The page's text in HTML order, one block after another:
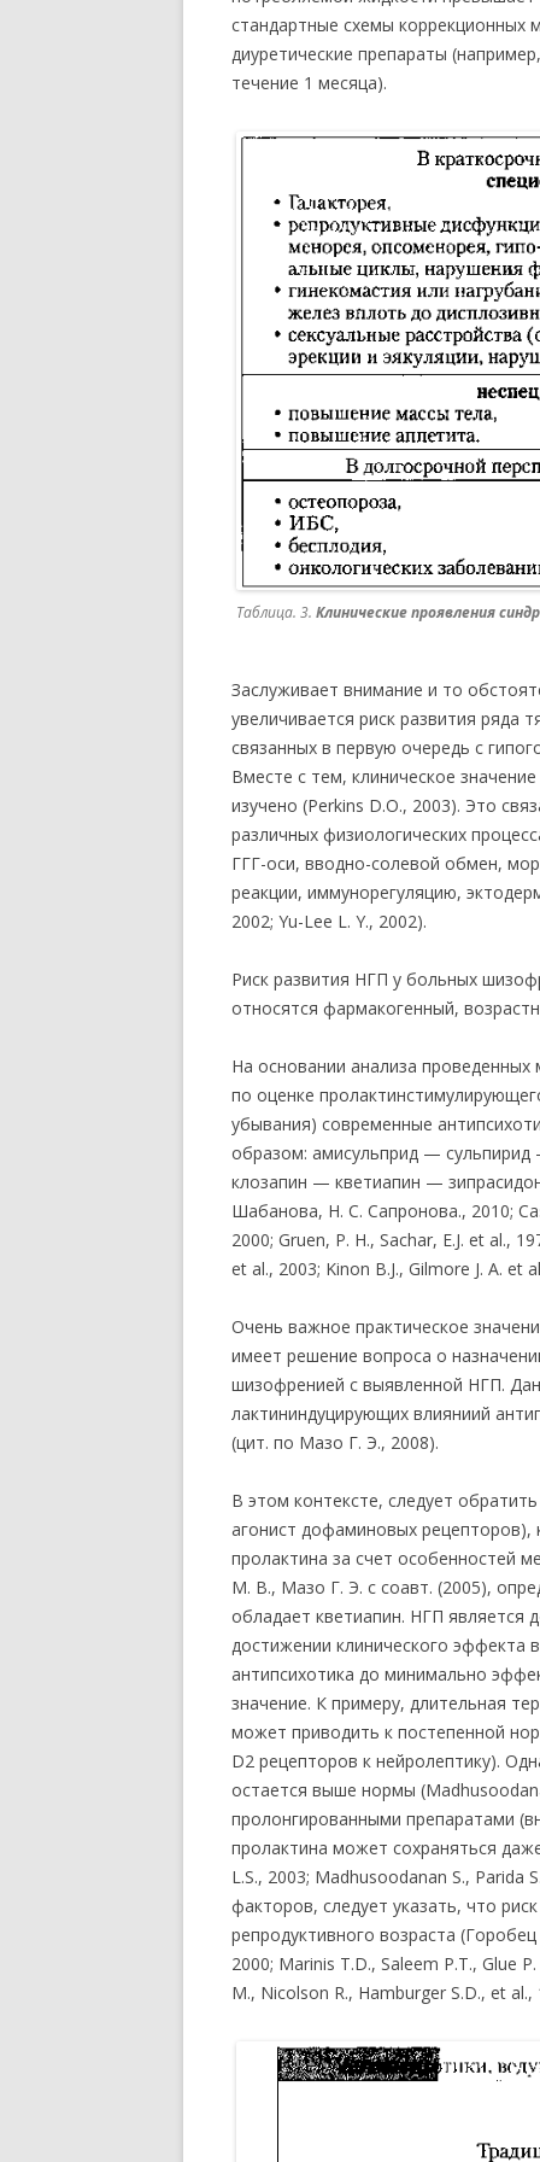
стандартные схемы коррекционных
диуретические препараты
течение 1 месяца).
Таблица. 3. Клинические проявления
Заслуживает внимание и то
увеличивается риск развития ряда
связанных в первую очередь с
Вместе с тем, клиническое
изучено (Perkins D.O., 2003). Это
различных физиологических
ГГГ-оси, вводно-солевой обмен,
реакции, иммунорегуляцию,
2002; Yu-Lee L. Y., 2002).
Риск развития НГП у больных
относятся фармакогенный,
На основании анализа
по оценке
убывания) современные
образом: амисульприд —
клозапин — кветиапин —
Шабанова, Н. С. Сапронова., 2010;
2000; Gruen, P. H., Sachar, E.J. et al.,
et al., 2003; Kinon B.J., Gilmore J. A. et
Очень важное практическое
имеет решение вопроса о
шизофренией с выявленной НГП.
лактининдуцирующих влияниий
(цит. по Мазо Г. Э., 2008).
В этом контексте, следует
агонист дофаминовых
пролактина за счет особенностей
М. В., Мазо Г. Э. с соавт. (2005),
обладает кветиапин. НГП
достижении клинического эффекта
антипсихотика до минимально
значение. К примеру, длительная
может приводить к постепенной
D2 рецепторов к нейролептику).
остается выше нормы
пролонгированными препаратами
пролактина может сохраняться
L.S., 2003; Madhusoodanan S.,
факторов, следует указать, что
репродуктивного возраста
2000; Marinis T.D., Saleem P.T., Glue
М., Nicolson R., Hamburger S.D., et al.,